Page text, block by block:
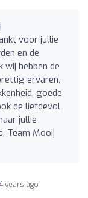
voor jullie
en de
wij hebben de
ervaren,
goede
de liefdevol
jullie
Team Mooij
years ago